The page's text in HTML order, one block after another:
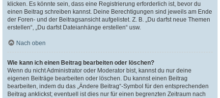
klicken. Es könnte sein, dass eine Registrierung erforderlich ist, bevor du
einen Beitrag schreiben kannst. Deine Berechtigungen sind jeweils am Ende
der Foren- und der Beitragsansicht aufgelistet. Z. B. „Du darfst neue Themen
erstellen“, „Du darfst Dateianhänge erstellen“ usw.
Nach oben
Wie kann ich einen Beitrag bearbeiten oder löschen?
Wenn du nicht Administrator oder Moderator bist, kannst du nur deine
eigenen Beiträge bearbeiten oder löschen. Du kannst einen Beitrag
bearbeiten, indem du das „Ändere Beitrag“-Symbol für den entsprechenden
Beitrag anklickst; eventuell ist dies nur für einen begrenzten Zeitraum nach